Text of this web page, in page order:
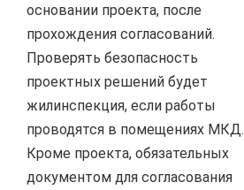
основании проекта, после
прохождения согласований.
Проверять безопасность
проектных решений будет
жилинспекция, если работы
проводятся в помещениях МКД.
Кроме проекта, обязательных
документом для согласования